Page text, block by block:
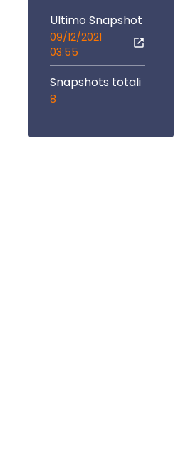
Ultimo Snapshot
09/12/2021
03:55
Snapshots totali
8